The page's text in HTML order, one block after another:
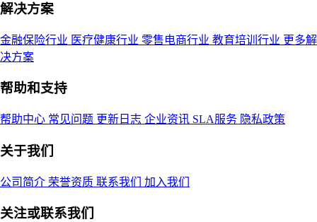
解决方案
金融保险行业 医疗健康行业 零售电商行业 教育培训行业 更多解
决方案
帮助和支持
帮助中心 常见问题 更新日志 企业资讯 SLA服务 隐私政策
关于我们
公司简介 荣誉资质 联系我们 加入我们
关注或联系我们